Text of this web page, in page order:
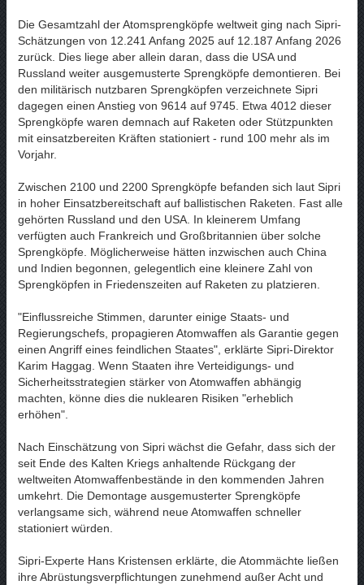
Die Gesamtzahl der Atomsprengköpfe weltweit ging nach Sipri-
Schätzungen von 12.241 Anfang 2025 auf 12.187 Anfang 2026
zurück. Dies liege aber allein daran, dass die USA und
Russland weiter ausgemusterte Sprengköpfe demontieren. Bei
den militärisch nutzbaren Sprengköpfen verzeichnete Sipri
dagegen einen Anstieg von 9614 auf 9745. Etwa 4012 dieser
Sprengköpfe waren demnach auf Raketen oder Stützpunkten
mit einsatzbereiten Kräften stationiert - rund 100 mehr als im
Vorjahr.
Zwischen 2100 und 2200 Sprengköpfe befanden sich laut Sipri
in hoher Einsatzbereitschaft auf ballistischen Raketen. Fast alle
gehörten Russland und den USA. In kleinerem Umfang
verfügten auch Frankreich und Großbritannien über solche
Sprengköpfe. Möglicherweise hätten inzwischen auch China
und Indien begonnen, gelegentlich eine kleinere Zahl von
Sprengköpfen in Friedenszeiten auf Raketen zu platzieren.
"Einflussreiche Stimmen, darunter einige Staats- und
Regierungschefs, propagieren Atomwaffen als Garantie gegen
einen Angriff eines feindlichen Staates", erklärte Sipri-Direktor
Karim Haggag. Wenn Staaten ihre Verteidigungs- und
Sicherheitsstrategien stärker von Atomwaffen abhängig
machten, könne dies die nuklearen Risiken "erheblich
erhöhen".
Nach Einschätzung von Sipri wächst die Gefahr, dass sich der
seit Ende des Kalten Kriegs anhaltende Rückgang der
weltweiten Atomwaffenbestände in den kommenden Jahren
umkehrt. Die Demontage ausgemusterter Sprengköpfe
verlangsame sich, während neue Atomwaffen schneller
stationiert würden.
Sipri-Experte Hans Kristensen erklärte, die Atommächte ließen
ihre Abrüstungsverpflichtungen zunehmend außer Acht und